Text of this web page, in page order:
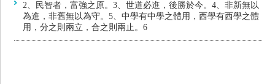
2、民智者，富強之原。3、世道必進，後勝於今。4、非新無以
為進，非舊無以為守。5、中學有中學之體用，西學有西學之體
用，分之則兩立，合之則兩止。6